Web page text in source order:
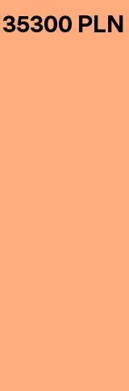
35300 PLN